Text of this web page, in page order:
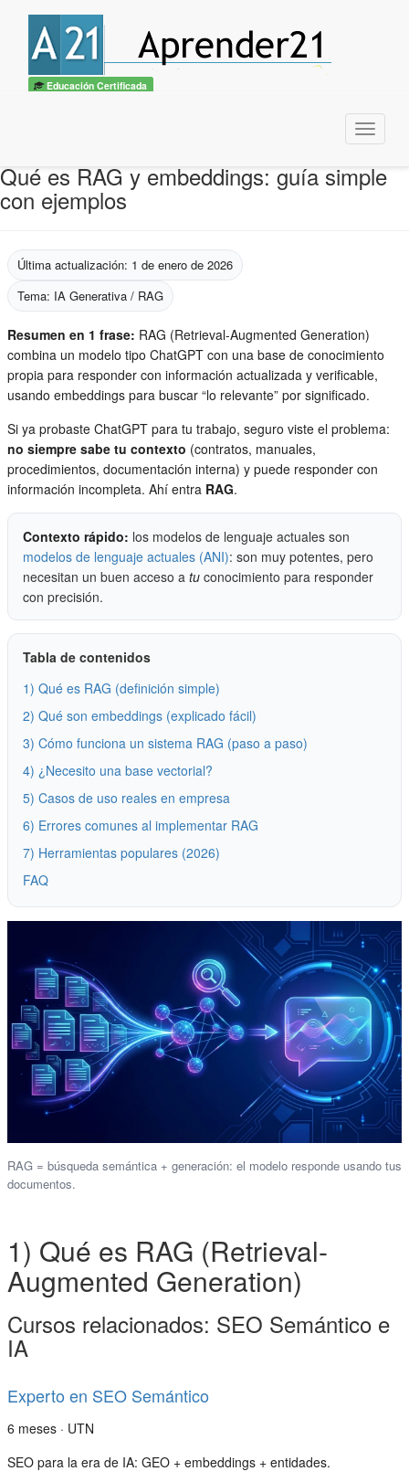
Educación Certificada
Menu
Qué es RAG y embeddings: guía simple
con ejemplos
Última actualización: 1 de enero de 2026
Tema: IA Generativa / RAG
Resumen en 1 frase: RAG (Retrieval-Augmented Generation)
combina un modelo tipo ChatGPT con una base de conocimiento
propia para responder con información actualizada y verificable,
usando embeddings para buscar “lo relevante” por significado.
Si ya probaste ChatGPT para tu trabajo, seguro viste el problema:
no siempre sabe tu contexto (contratos, manuales,
procedimientos, documentación interna) y puede responder con
información incompleta. Ahí entra RAG.
Contexto rápido: los modelos de lenguaje actuales son
modelos de lenguaje actuales (ANI): son muy potentes, pero
necesitan un buen acceso a tu conocimiento para responder
con precisión.
Tabla de contenidos
1) Qué es RAG (definición simple)
2) Qué son embeddings (explicado fácil)
3) Cómo funciona un sistema RAG (paso a paso)
4) ¿Necesito una base vectorial?
5) Casos de uso reales en empresa
6) Errores comunes al implementar RAG
7) Herramientas populares (2026)
FAQ
RAG = búsqueda semántica + generación: el modelo responde usando tus
documentos.
1) Qué es RAG (Retrieval-
Augmented Generation)
Cursos relacionados: SEO Semántico e
IA
Experto en SEO Semántico
6 meses · UTN
SEO para la era de IA: GEO + embeddings + entidades.